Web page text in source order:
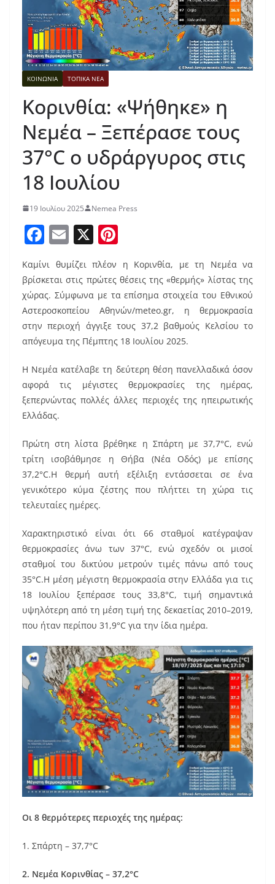
ΚΟΙΝΩΝΙΑ ΤΟΠΙΚΑ ΝΕΑ
Κορινθία: «Ψήθηκε» η
Νεμέα – Ξεπέρασε τους
37°C ο υδράργυρος στις
18 Ιουλίου
19 Ιουλίου 2025 Nemea Press
F
c
e
b
o
o
k
E
m
ai
l
X
er
e
st
Καμίνι θυμίζει πλέον η Κορινθία, με τη Νεμέα να
βρίσκεται στις πρώτες θέσεις της «θερμής» λίστας της
χώρας. Σύμφωνα με τα επίσημα στοιχεία του Εθνικού
Αστεροσκοπείου Αθηνών/meteo.gr, η θερμοκρασία
στην περιοχή άγγιξε τους 37,2 βαθμούς Κελσίου το
απόγευμα της Πέμπτης 18 Ιουλίου 2025.
Η Νεμέα κατέλαβε τη δεύτερη θέση πανελλαδικά όσον
αφορά τις μέγιστες θερμοκρασίες της ημέρας,
ξεπερνώντας πολλές άλλες περιοχές της ηπειρωτικής
Ελλάδας.
Πρώτη στη λίστα βρέθηκε η Σπάρτη με 37,7°C, ενώ
τρίτη ισοβάθμησε η Θήβα (Νέα Οδός) με επίσης
37,2°C.Η θερμή αυτή εξέλιξη εντάσσεται σε ένα
γενικότερο κύμα ζέστης που πλήττει τη χώρα τις
τελευταίες ημέρες.
Χαρακτηριστικό είναι ότι 66 σταθμοί κατέγραψαν
θερμοκρασίες άνω των 37°C, ενώ σχεδόν οι μισοί
σταθμοί του δικτύου μετρούν τιμές πάνω από τους
35°C.Η μέση μέγιστη θερμοκρασία στην Ελλάδα για τις
18 Ιουλίου ξεπέρασε τους 33,8°C, τιμή σημαντικά
υψηλότερη από τη μέση τιμή της δεκαετίας 2010–2019,
που ήταν περίπου 31,9°C για την ίδια ημέρα.
Οι 8 θερμότερες περιοχές της ημέρας:
1. Σπάρτη – 37,7°C
2. Νεμέα Κορινθίας – 37,2°C